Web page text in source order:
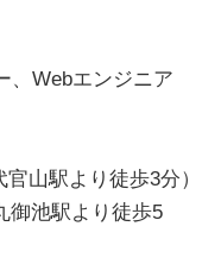
、Webエンジニア
山駅より徒歩3分）
御池駅より徒歩5